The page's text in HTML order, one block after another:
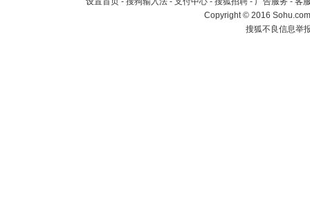
Copyright©2016
搜狐不良信息举